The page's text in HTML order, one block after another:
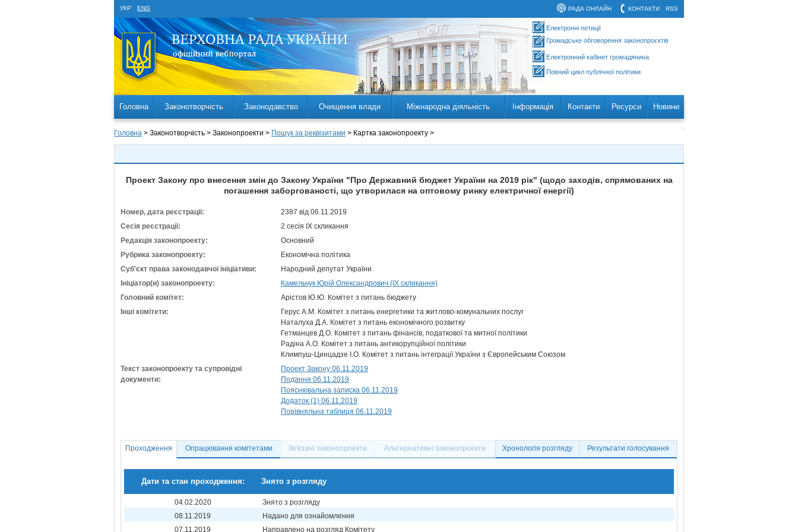
УКР ENG RSS
КОНТАКТИ
РАДА ОНЛАЙН
Електронні петиції
Громадське обговорення законопроєктів
Електронний кабінет громадянина
Повний цикл публічної політики
Головна Законотворчість Законодавство Очищення влади Міжнародна діяльність Інформація Контакти Ресурси Новини
Головна > Законотворчість > Законопроекти > Пошук за реквізитами > Картка законопроекту >
Проект Закону про внесення змін до Закону України "Про Державний бюджет України на 2019 рік" (щодо заходів, спрямованих на
погашення заборгованості, що утворилася на оптовому ринку електричної енергії)
Номер, дата реєстрації:
2387 від 06.11.2019
Сесія реєстрації:
2 сесія IX скликання
Редакція законопроекту:
Основний
Рубрика законопроекту:
Економічна політика
Суб'єкт права законодавчої ініціативи:
Народний депутат України
Ініціатор(и) законопроекту:
Камельчук Юрій Олександрович (IX скликання)
Головний комітет:
Арістов Ю.Ю. Комітет з питань бюджету
Інші комітети:
Герус А.М. Комітет з питань енергетики та житлово-комунальних послуг
Наталуха Д.А. Комітет з питань економічного розвитку
Гетманцев Д.О. Комітет з питань фінансів, податкової та митної політики
Радіна А.О. Комітет з питань антикорупційної політики
Климпуш-Цинцадзе І.О. Комітет з питань інтеграції України з Європейським Союзом
Текст законопроекту та супровідні
документи:
Проект Закону 06.11.2019
Подання 06.11.2019
Пояснювальна записка 06.11.2019
Додаток (1) 06.11.2019
Порівняльна таблиця 06.11.2019
Проходження Опрацювання комітетами Зв'язані законопроекти Альтернативні законопроекти Хронологія розгляду Результати голосування
Дати та стан проходження: Знято з розгляду
04.02.2020
Знято з розгляду
08.11.2019
Надано для ознайомлення
07.11.2019
Направлено на розгляд Комітету